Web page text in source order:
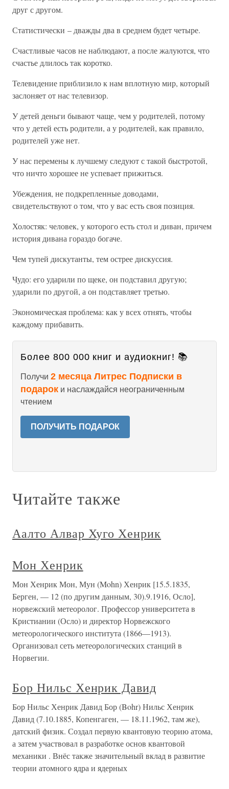
друг с другом.
Статистически – дважды два в среднем будет четыре.
Счастливые часов не наблюдают, а после жалуются, что
счастье длилось так коротко.
Телевидение приблизило к нам вплотную мир, который
заслоняет от нас телевизор.
У детей деньги бывают чаще, чем у родителей, потому
что у детей есть родители, а у родителей, как правило,
родителей уже нет.
У нас перемены к лучшему следуют с такой быстротой,
что ничто хорошее не успевает прижиться.
Убеждения, не подкрепленные доводами,
свидетельствуют о том, что у вас есть своя позиция.
Холостяк: человек, у которого есть стол и диван, причем
история дивана гораздо богаче.
Чем тупей дискутанты, тем острее дискуссия.
Чудо: его ударили по щеке, он подставил другую;
ударили по другой, а он подставляет третью.
Экономическая проблема: как у всех отнять, чтобы
каждому прибавить.
Более 800 000 книг и аудиокниг! 📚
Получи 2 месяца Литрес Подписки в
подарок и наслаждайся неограниченным
чтением
ПОЛУЧИТЬ ПОДАРОК
Читайте также
Аалто Алвар Хуго Хенрик
Мон Хенрик
Мон Хенрик Мон, Мун (Mohn) Хенрик [15.5.1835,
Берген, — 12 (по другим данным, 30).9.1916, Осло],
норвежский метеоролог. Профессор университета в
Кристиании (Осло) и директор Норвежского
метеорологического института (1866—1913).
Организовал сеть метеорологических станций в
Норвегии.
Бор Нильс Хенрик Давид
Бор Нильс Хенрик Давид Бор (Bohr) Нильс Хенрик
Давид (7.10.1885, Копенгаген, — 18.11.1962, там же),
датский физик. Создал первую квантовую теорию атома,
а затем участвовал в разработке основ квантовой
механики . Внёс также значительный вклад в развитие
теории атомного ядра и ядерных